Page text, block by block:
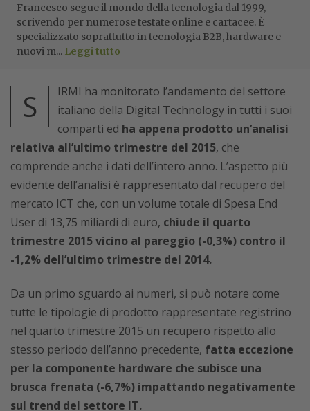
Francesco segue il mondo della tecnologia dal 1999,
scrivendo per numerose testate online e cartacee. È
specializzato soprattutto in tecnologia B2B, hardware e
nuovi m... Leggi tutto
S
IRMI ha monitorato l’andamento del settore
italiano della Digital Technology in tutti i suoi
comparti ed ha appena prodotto un’analisi
relativa all’ultimo trimestre del 2015, che
comprende anche i dati dell’intero anno. L’aspetto più
evidente dell’analisi è rappresentato dal recupero del
mercato ICT che, con un volume totale di Spesa End
User di 13,75 miliardi di euro, chiude il quarto
trimestre 2015 vicino al pareggio (-0,3%) contro il
-1,2% dell’ultimo trimestre del 2014.
Da un primo sguardo ai numeri, si può notare come
tutte le tipologie di prodotto rappresentate registrino
nel quarto trimestre 2015 un recupero rispetto allo
stesso periodo dell’anno precedente, fatta eccezione
per la componente hardware che subisce una
brusca frenata (-6,7%) impattando negativamente
sul trend del settore IT.